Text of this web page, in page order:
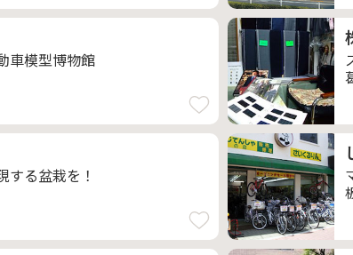
車模型博物館
する盆栽を！